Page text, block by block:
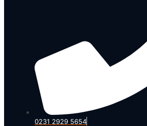
0231 2929 5654